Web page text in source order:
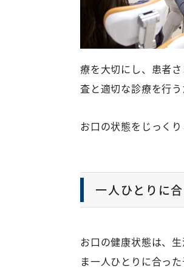
療を大切にし、患者
査と適切な診療を行う
お口の状態をじっく
一人ひとりに
お口の健康状態は、
ま一人ひとりに合っ